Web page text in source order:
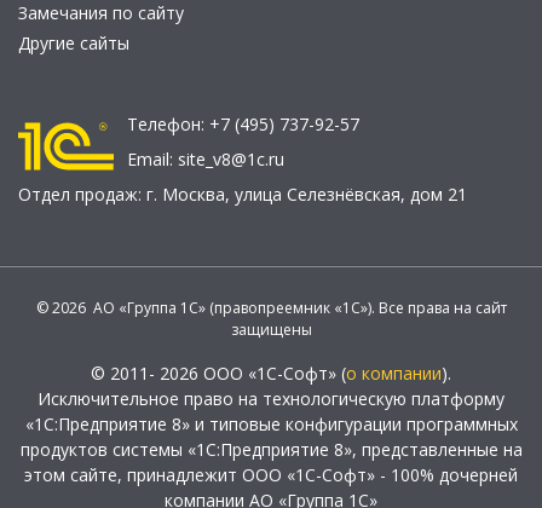
Замечания по сайту
Другие сайты
Телефон: +7 (495) 737-92-57
Email: site_v8@1c.ru
Отдел продаж: г. Москва, улица Селезнёвская, дом 21
© 2026 АО «Группа 1С» (правопреемник «1С»). Все права на сайт
защищены
© 2011- 2026 ООО «1С-Софт» (о компании).
Исключительное право на технологическую платформу
«1С:Предприятие 8» и типовые конфигурации программных
продуктов системы «1С:Предприятие 8», представленные на
этом сайте, принадлежит ООО «1С-Софт» - 100% дочерней
компании АО «Группа 1С»